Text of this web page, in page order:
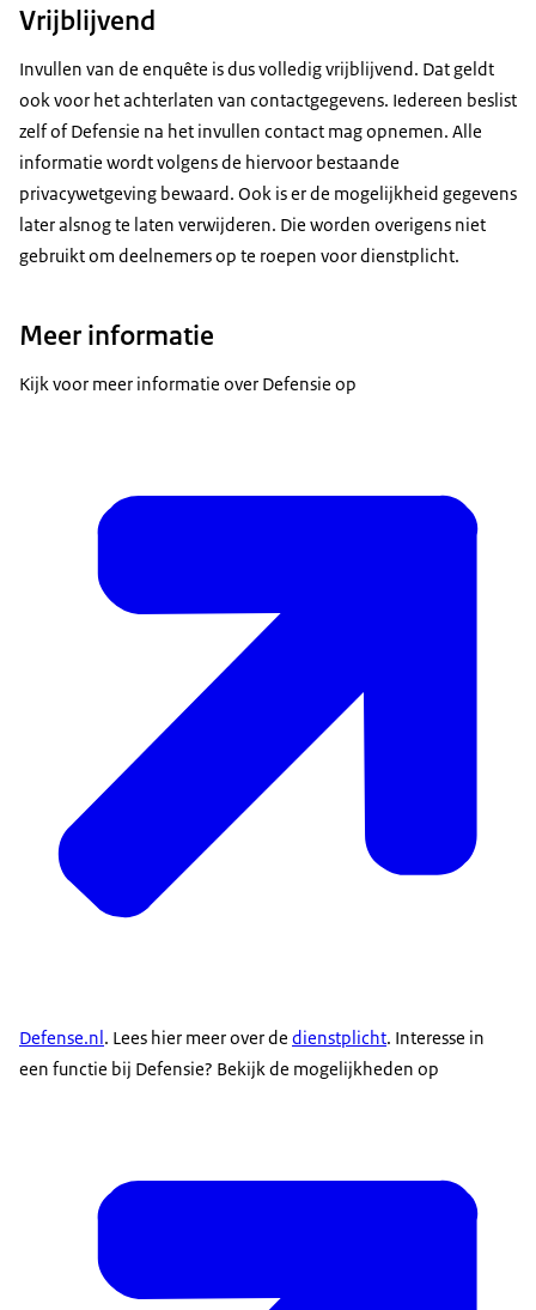
Vrijblijvend
Invullen van de enquête is dus volledig vrijblijvend. Dat geldt
ook voor het achterlaten van contactgegevens. Iedereen beslist
zelf of Defensie na het invullen contact mag opnemen. Alle
informatie wordt volgens de hiervoor bestaande
privacywetgeving bewaard. Ook is er de mogelijkheid gegevens
later alsnog te laten verwijderen. Die worden overigens niet
gebruikt om deelnemers op te roepen voor dienstplicht.
Meer informatie
Kijk voor meer informatie over Defensie op
Defense.nl. Lees hier meer over de dienstplicht. Interesse in
een functie bij Defensie? Bekijk de mogelijkheden op